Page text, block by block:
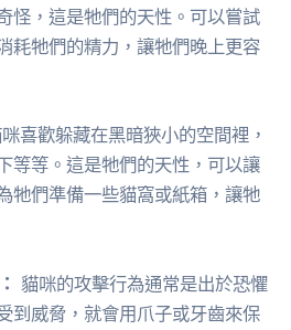
怪，這是牠們的天性。可以嘗試
耗牠們的精力，讓牠們晚上更容
喜歡躲藏在黑暗狹小的空間裡，
等等。這是牠們的天性，可以讓
牠們準備一些貓窩或紙箱，讓牠
貓咪的攻擊行為通常是出於恐懼
到威脅，就會用爪子或牙齒來保